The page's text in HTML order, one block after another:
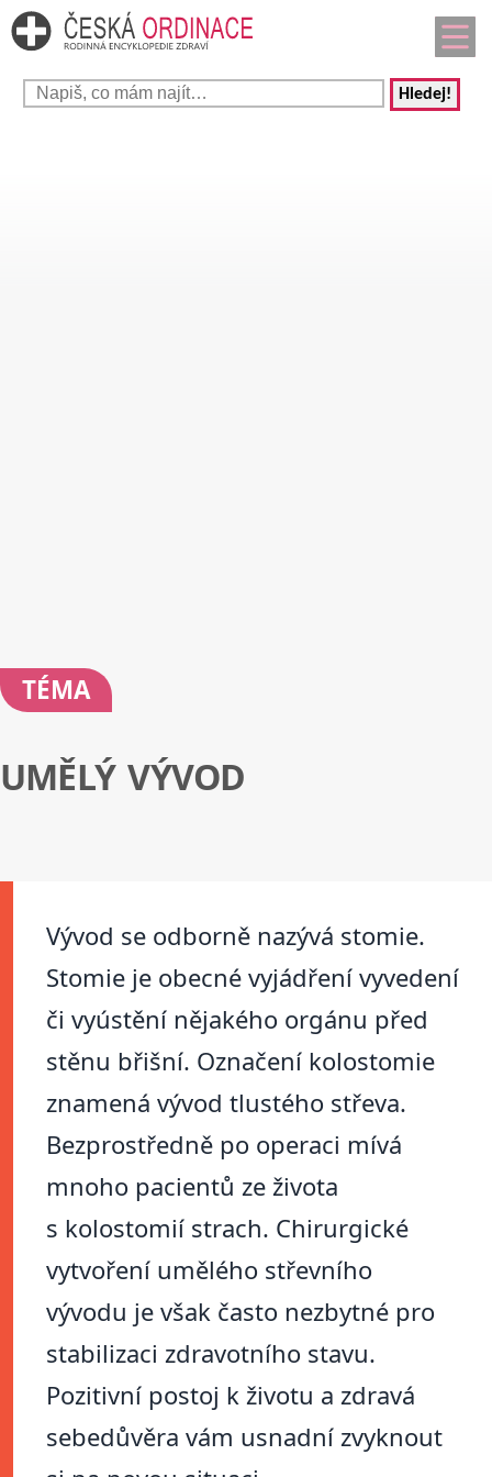
Hledej!
TÉMA
UMĚLÝ VÝVOD
Vývod se odborně nazývá stomie.
Stomie je obecné vyjádření vyvedení
či vyústění nějakého orgánu před
stěnu břišní. Označení kolostomie
znamená vývod tlustého střeva.
Bezprostředně po operaci mívá
mnoho pacientů ze života
s kolostomií strach. Chirurgické
vytvoření umělého střevního
vývodu je však často nezbytné pro
stabilizaci zdravotního stavu.
Pozitivní postoj k životu a zdravá
sebedůvěra vám usnadní zvyknout